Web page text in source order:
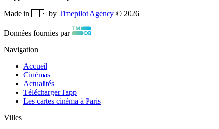
Made in 🇫🇷 by Timepilot Agency © 2026
Données fournies par
Navigation
Accueil
Cinémas
Actualités
Télécharger l'app
Les cartes cinéma à Paris
Villes